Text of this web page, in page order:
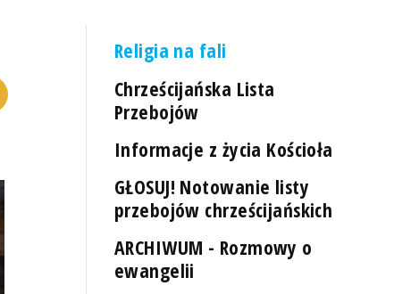
Religia na fali
Chrześcijańska Lista
Przebojów
Informacje z życia Kościoła
GŁOSUJ! Notowanie listy
przebojów chrześcijańskich
ARCHIWUM - Rozmowy o
ewangelii